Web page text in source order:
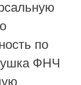
по
ФНЧ